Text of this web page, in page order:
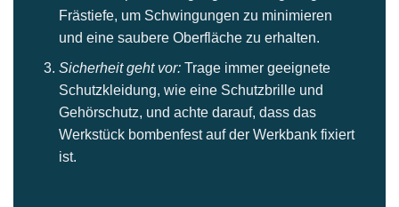
Frästiefe, um Schwingungen zu minimieren
und eine saubere Oberfläche zu erhalten.
Sicherheit geht vor:Trage immer geeignete
Schutzkleidung, wie eine Schutzbrille und
Gehörschutz, und achte darauf, dass das
Werkstück bombenfest auf der Werkbank fixiert
ist.